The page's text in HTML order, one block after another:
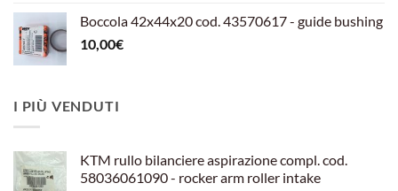
Boccola 42x44x20 cod. 43570617 - guide bushing
10,00€
I PIÙ VENDUTI
KTM rullo bilanciere aspirazione compl. cod.
58036061090 - rocker arm roller intake